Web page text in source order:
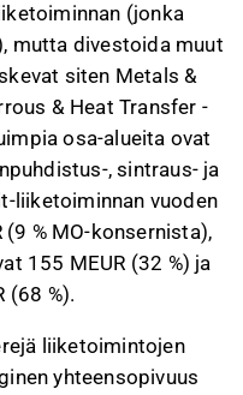
(jonka
mutta divestoida muut
siten Metals &
& Heat Transfer -
osa-alueita ovat
, sintraus- ja
liiketoiminnan vuoden
% MO-konsernista),
155 MEUR (32 %) ja
(68 %).
liiketoimintojen
yhteensopivuus